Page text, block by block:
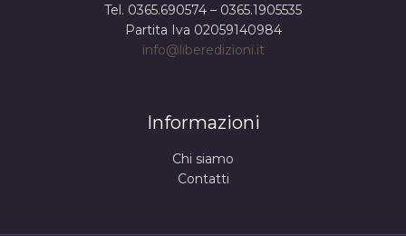
Tel. 0365.690574 – 0365.1905535
Partita Iva 02059140984
info@liberedizioni.it
Informazioni
Chi siamo
Contatti